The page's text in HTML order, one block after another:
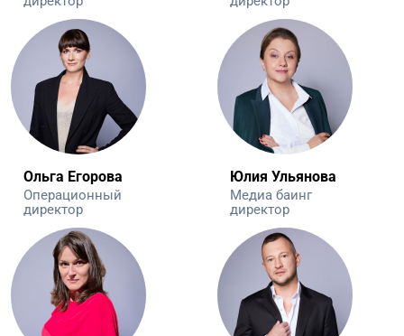
Ольга Егорова
Операционный
директор
Юлия Ульянова
Медиа баинг
директор